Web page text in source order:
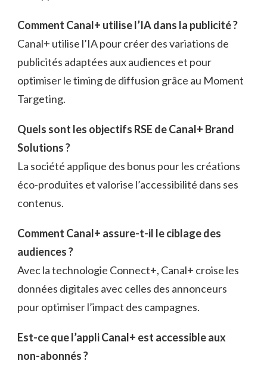
Comment Canal+ utilise l’IA dans la publicité ?
Canal+ utilise l’IA pour créer des variations de
publicités adaptées aux audiences et pour
optimiser le timing de diffusion grâce au Moment
Targeting.
Quels sont les objectifs RSE de Canal+ Brand
Solutions ?
La société applique des bonus pour les créations
éco-produites et valorise l’accessibilité dans ses
contenus.
Comment Canal+ assure-t-il le ciblage des
audiences ?
Avec la technologie Connect+, Canal+ croise les
données digitales avec celles des annonceurs
pour optimiser l’impact des campagnes.
Est-ce que l’appli Canal+ est accessible aux
non-abonnés ?